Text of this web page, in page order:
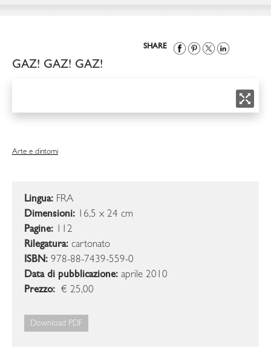
SHARE
GAZ! GAZ! GAZ!
Arte e dintorni
Lingua: FRA
Dimensioni: 16,5 x 24 cm
Pagine: 112
Rilegatura: cartonato
ISBN: 978-88-7439-559-0
Data di pubblicazione: aprile 2010
Prezzo: € 25,00
Download PDF